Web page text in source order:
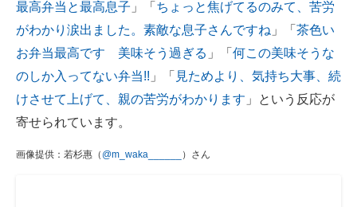
最高弁当と最高息子 」「 ちょっと焦げてるのみて、苦労
がわかり涙出ました。素敵な息子さんですね 」「 茶色い
お弁当最高です 美味そう過ぎる 」「 何この美味そうな
のしか入ってない弁当!! 」「 見ためより、気持ち大事、続
けさせて上げて、親の苦労がわかります 」という反応が
寄せられています。
画像提供：若杉惠（ @m_waka______ ）さん